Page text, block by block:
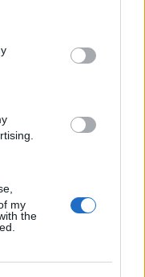
my
the
di Cia Puglia - Area